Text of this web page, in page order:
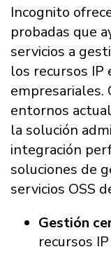
Incognito
probadas que
servicios a
los recursos IP
empresariales.
entornos
la solución
integración
soluciones de
servicios OSS
Gestión
recursos